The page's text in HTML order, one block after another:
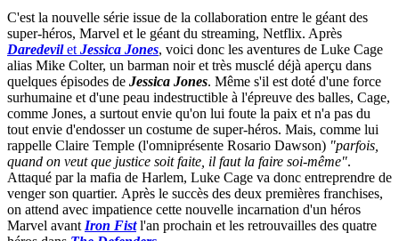
C'est la nouvelle série issue de la collaboration entre le géant des
super-héros, Marvel et le géant du streaming, Netflix. Après
Daredevilet Jessica Jones, voici donc les aventures de Luke Cage
alias Mike Colter, un barman noir et très musclé déjà aperçu dans
quelques épisodes de Jessica Jones. Même s'il est doté d'une force
surhumaine et d'une peau indestructible à l'épreuve des balles, Cage,
comme Jones, a surtout envie qu'on lui foute la paix et n'a pas du
tout envie d'endosser un costume de super-héros. Mais, comme lui
rappelle Claire Temple (l'omniprésente Rosario Dawson) "parfois,
quand on veut que justice soit faite, il faut la faire soi-même".
Attaqué par la mafia de Harlem, Luke Cage va donc entreprendre de
venger son quartier. Après le succès des deux premières franchises,
on attend avec impatience cette nouvelle incarnation d'un héros
Marvel avant Iron Fistl'an prochain et les retrouvailles des quatre